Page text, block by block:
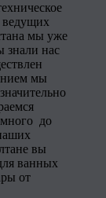
ведущих
мы уже
знали нас
мы
до
вы
ванных
от